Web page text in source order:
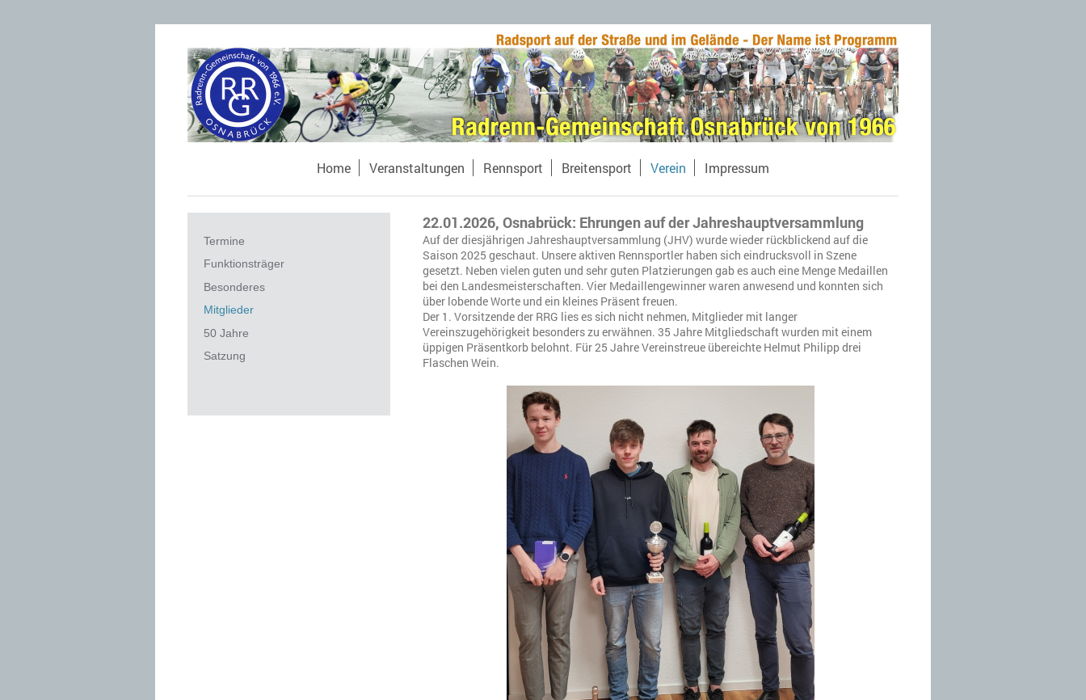
Home Veranstaltungen Rennsport Breitensport Verein Impressum
22.01.2026, Osnabrück: Ehrungen auf der Jahreshauptversammlung
Auf der diesjährigen Jahreshauptversammlung (JHV) wurde wieder rückblickend auf die
Saison 2025 geschaut. Unsere aktiven Rennsportler haben sich eindrucksvoll in Szene
gesetzt. Neben vielen guten und sehr guten Platzierungen gab es auch eine Menge Medaillen
bei den Landesmeisterschaften. Vier Medaillengewinner waren anwesend und konnten sich
über lobende Worte und ein kleines Präsent freuen.
Der 1. Vorsitzende der RRG lies es sich nicht nehmen, Mitglieder mit langer
Vereinszugehörigkeit besonders zu erwähnen. 35 Jahre Mitgliedschaft wurden mit einem
üppigen Präsentkorb belohnt. Für 25 Jahre Vereinstreue übereichte Helmut Philipp drei
Flaschen Wein.
Termine
Funktionsträger
Besonderes
Mitglieder
50 Jahre
Satzung